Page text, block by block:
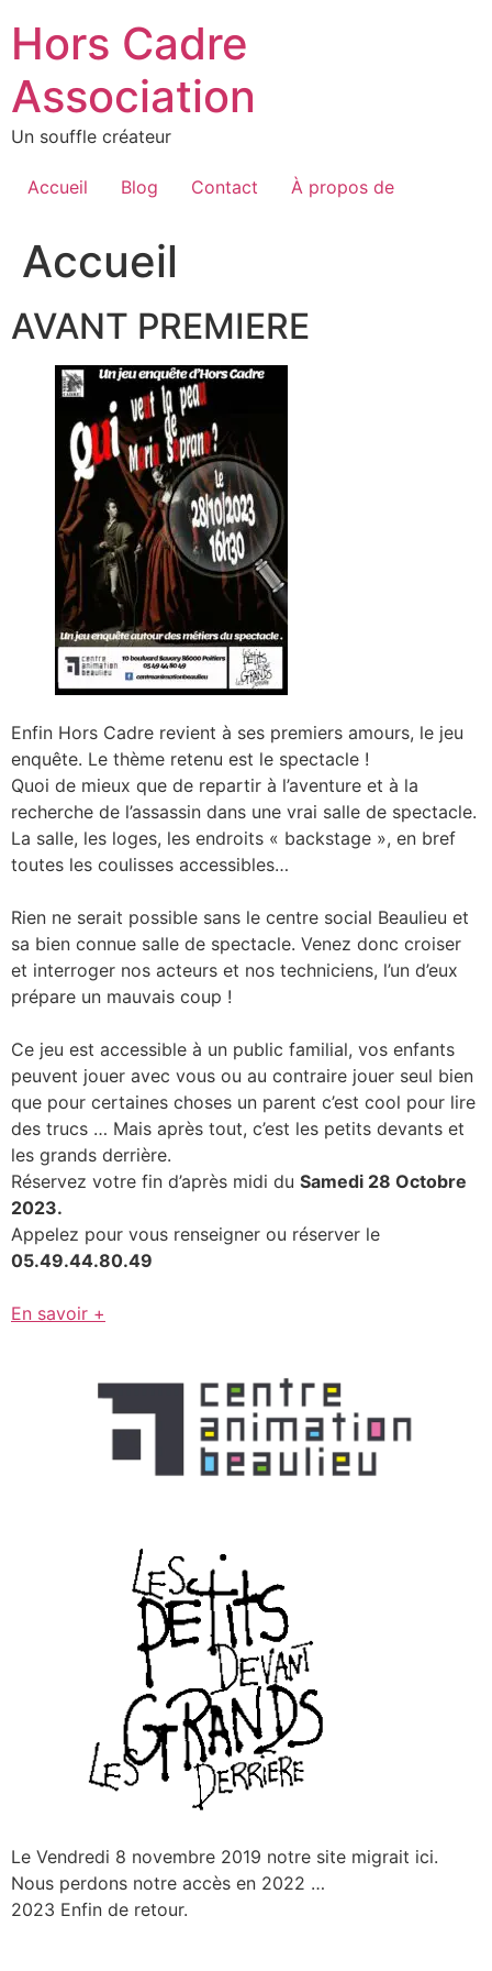
contenu
Hors Cadre
Association
Un souffle créateur
Accueil Blog Contact À propos de
Accueil
AVANT PREMIERE
Enfin Hors Cadre revient à ses premiers amours, le jeu
enquête. Le thème retenu est le spectacle !
Quoi de mieux que de repartir à l’aventure et à la
recherche de l’assassin dans une vrai salle de spectacle.
La salle, les loges, les endroits « backstage », en bref
toutes les coulisses accessibles…
Rien ne serait possible sans le centre social Beaulieu et
sa bien connue salle de spectacle. Venez donc croiser
et interroger nos acteurs et nos techniciens, l’un d’eux
prépare un mauvais coup !
Ce jeu est accessible à un public familial, vos enfants
peuvent jouer avec vous ou au contraire jouer seul bien
que pour certaines choses un parent c’est cool pour lire
des trucs … Mais après tout, c’est les petits devants et
les grands derrière.
Réservez votre fin d’après midi du Samedi 28 Octobre
2023.
Appelez pour vous renseigner ou réserver le
05.49.44.80.49
En savoir +
Le Vendredi 8 novembre 2019 notre site migrait ici.
Nous perdons notre accès en 2022 …
2023 Enfin de retour.